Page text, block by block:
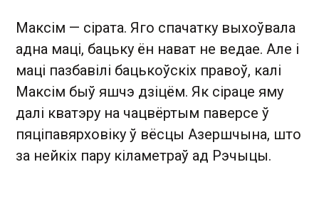
Максім — сірата. Яго спачатку выхоўвала
адна маці, бацьку ён нават не ведае. Але і
маці пазбавілі бацькоўскіх правоў, калі
Максім быў яшчэ дзіцём. Як сіраце яму
далі кватэру на чацвёртым паверсе ў
пяціпавярховіку ў вёсцы Азершчына, што
за нейкіх пару кіламетраў ад Рэчыцы.